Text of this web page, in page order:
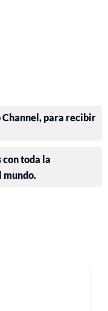
Channel, para recibir
toda la
mundo.